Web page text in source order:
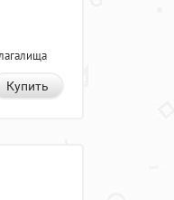
Купить